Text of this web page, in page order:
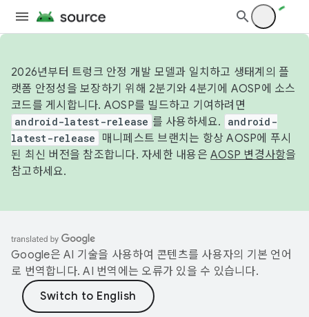
2026년부터 트렁크 안정 개발 모델과 일치하고 생태계의 플
랫폼 안정성을 보장하기 위해 2분기와 4분기에 AOSP에 소스
코드를 게시합니다. AOSP를 빌드하고 기여하려면
android-latest-release 를 사용하세요.
android-
latest-release
매니페스트 브랜치는 항상 AOSP에 푸시
된 최신 버전을 참조합니다. 자세한 내용은 AOSP 변경사항을
참고하세요.
Google은 AI 기술을 사용하여 콘텐츠를 사용자의 기본 언어
로 번역합니다. AI 번역에는 오류가 있을 수 있습니다.